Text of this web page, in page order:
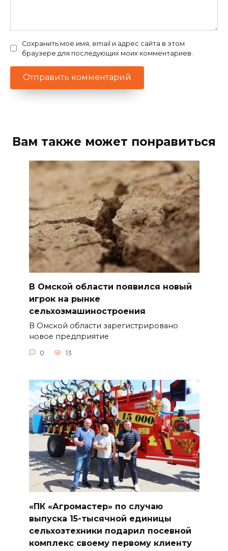
Сохранить моё имя, email и адрес сайта в этом
браузере для последующих моих комментариев.
Вам также может понравиться
В Омской области появился новый
игрок на рынке
сельхозмашиностроения
В Омской области зарегистрировано
новое предприятие
0 13
«ПК «Агромастер» по случаю
выпуска 15-тысячной единицы
сельхозтехники подарил посевной
комплекс своему первому клиенту